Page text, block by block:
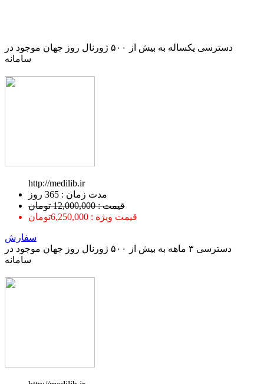
دسترسی یکساله به بیش از ۵۰۰ ژورنال روز جهان موجود در
سامانه
http://medilib.ir
ﻣﺪﺕ ﺯﻣﺎﻥ : 365 ﺭﻭﺯ
قیمت : 12,000,000 تومان
قیمت ویژه : 6,250,000تومان
سفارش
دسترسی ۳ ماهه به بیش از ۵۰۰ ژورنال روز جهان موجود در
سامانه